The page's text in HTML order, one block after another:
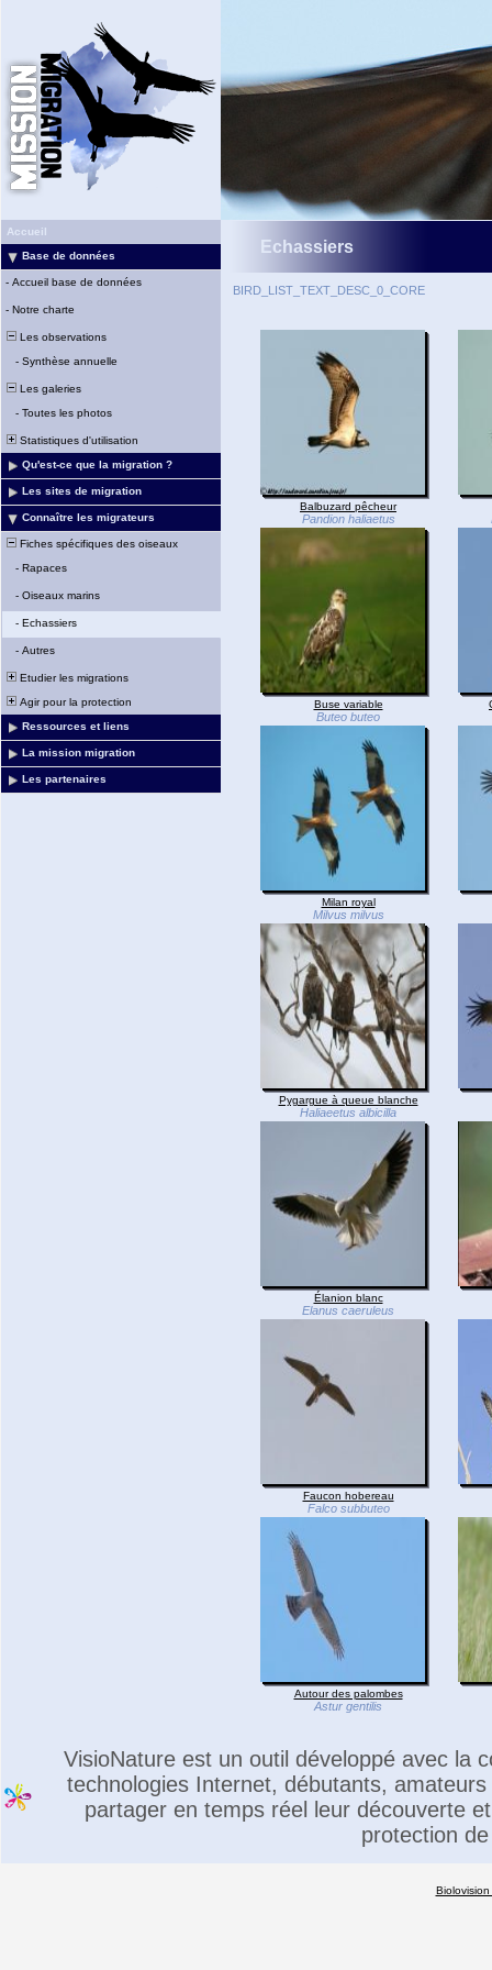
Accueil
Base de données
- Accueil base de données
- Notre charte
Les observations
- Synthèse annuelle
Les galeries
- Toutes les photos
Statistiques d'utilisation
Qu'est-ce que la migration ?
Les sites de migration
Connaître les migrateurs
Fiches spécifiques des oiseaux
- Rapaces
- Oiseaux marins
- Echassiers
- Autres
Etudier les migrations
Agir pour la protection
Ressources et liens
La mission migration
Les partenaires
Echassiers
BIRD_LIST_TEXT_DESC_0_CORE
Balbuzard pêcheur
Pandion haliaetus
Buse variable
Buteo buteo
Milan royal
Milvus milvus
Pygargue à queue blanche
Haliaeetus albicilla
Élanion blanc
Elanus caeruleus
Faucon hobereau
Falco subbuteo
Autour des palombes
Astur gentilis
VisioNature est un outil développé avec la
technologies Internet, débutants,
partager en temps réel leur découverte
protection
Biolovision